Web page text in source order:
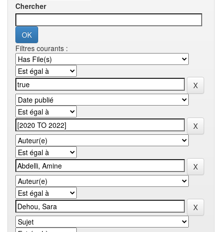
Chercher
Filtres courants :